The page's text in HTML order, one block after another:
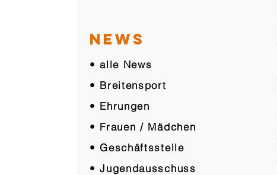
NEWS
• alle News
• Breitensport
• Ehrungen
• Frauen / Mädchen
• Geschäftsstelle
• Jugendausschuss